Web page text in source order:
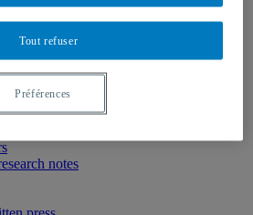
volumes
notes
Tout refuser
Préférences